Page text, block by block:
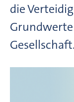
die
Gesellschaft.